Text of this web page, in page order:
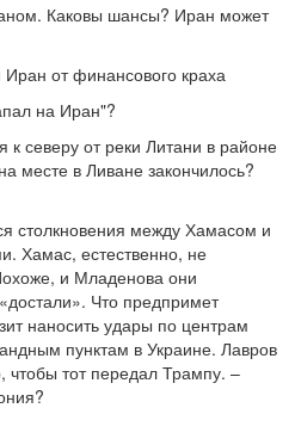
Каковы шансы? Иран может
от финансового краха
на Иран"?
северу от реки Литани в районе
месте в Ливане закончилось?
столкновения между Хамасом и
Хамас, естественно, не
и Младенова они
Что предпримет
наносить удары по центрам
пунктам в Украине. Лавров
чтобы тот передал Трампу. –